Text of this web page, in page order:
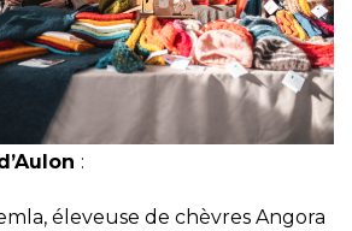
:
éleveuse de chèvres Angora